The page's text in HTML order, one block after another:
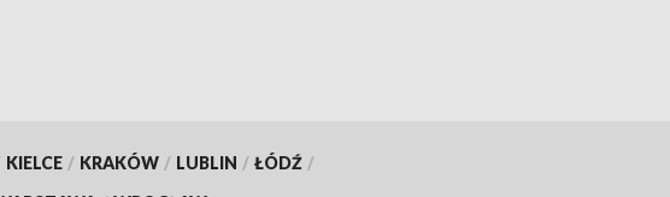
KIELCE / KRAKÓW / LUBLIN / ŁÓDŹ /